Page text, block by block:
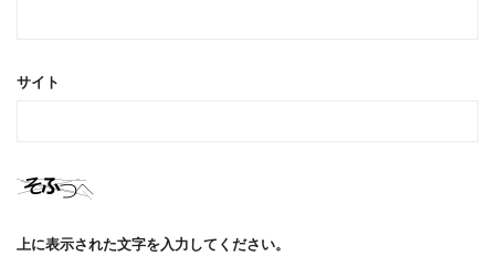
サイト
上に表示された文字を入力してください。